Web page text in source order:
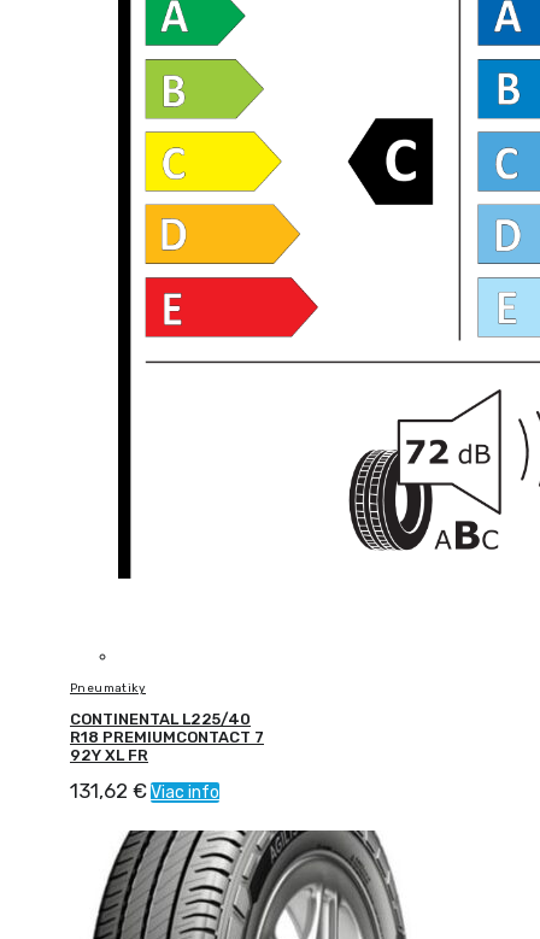
Pneumatiky
CONTINENTAL L225/40
R18 PREMIUMCONTACT 7
92Y XL FR
131,62 €Viac info